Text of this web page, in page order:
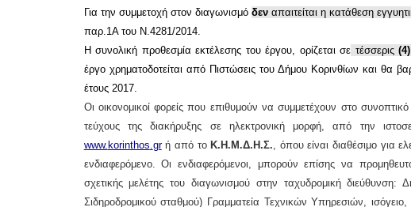
Για την συμμετοχή στον διαγωνισμό δεναπαιτείται η κατάθεση
παρ.1Α του Ν.4281/2014.
Η συνολική προθεσμία εκτέλεσης του έργου, ορίζεται σε τέσσερις
έργο χρηματοδοτείται από Πιστώσεις του Δήμου Κορινθίων και θα
έτους 201 7.
Οι οικονομικοί φορείς που επιθυμούν να συμμετέχουν στο
τεύχους της διακήρυξης σε ηλεκτρονική μορφή, από την
www. korinthos gr ή από το Κ.Η.Μ.Δ.Η.Σ. , όπου είναι διαθέσιμο για
ενδιαφερόμενο.Οι ενδιαφερόμενοι, μπορούν επίσης να
σχετικής μελέτης του διαγωνισμού στην ταχυδρομική διεύθυνση:
Σιδηροδρομικού σταθμού) Γραμματεία Τεχνικών Υπηρεσιών,